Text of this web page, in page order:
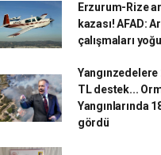
Erzurum-Rize
kazası! AFAD:
çalışmaları
TL destek...
Yangınlarında
gördü